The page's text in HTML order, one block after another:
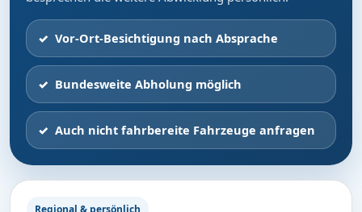
Vor-Ort-Besichtigung nach Absprache
Bundesweite Abholung möglich
Auch nicht fahrbereite Fahrzeuge anfragen
Regional & persönlich